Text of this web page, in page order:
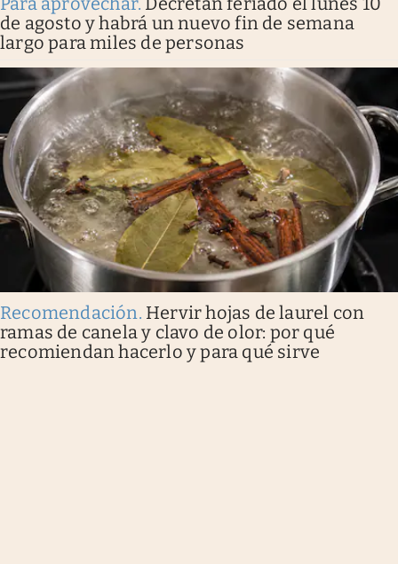
de agosto y habrá un nuevo fin de semana
largo para miles de personas
Recomendación. Hervir hojas de laurel con
ramas de canela y clavo de olor: por qué
recomiendan hacerlo y para qué sirve